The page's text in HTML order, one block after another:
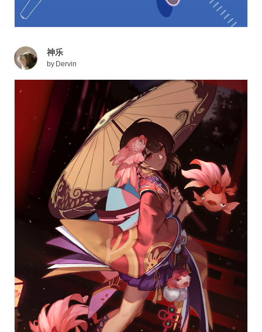
神乐
by Dervin